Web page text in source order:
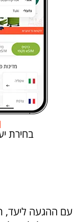
בחירת